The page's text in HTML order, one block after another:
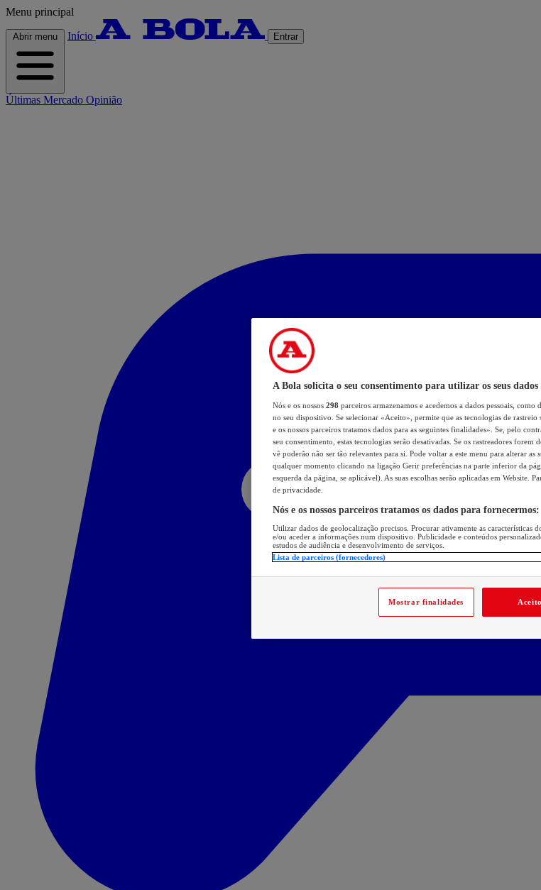
Menu principal
Abrir menu Início Entrar
Últimas Mercado Opinião
A Bola solicita o seu consentimento para utilizar os seus dados
Nós e os nossos 298 parceiros armazenamos e acedemos a dados pessoais,
no seu dispositivo. Se selecionar «Aceito», permite que as tecnologias de rastreio
e os nossos parceiros tratamos dados para as seguintes finalidades». Se, pelo
seu consentimento, estas tecnologias serão desativadas. Se os rastreadores forem
vê poderão não ser tão relevantes para si. Pode voltar a este menu para alterar as
qualquer momento clicando na ligação Gerir preferências na parte inferior da
esquerda da página, se aplicável). As suas escolhas serão aplicadas em Website.
de privacidade.
Nós e os nossos parceiros tratamos os dados para fornecermos:
Utilizar dados de geolocalização precisos. Procurar ativamente as características
e/ou aceder a informações num dispositivo. Publicidade e conteúdos
estudos de audiência e desenvolvimento de serviços.
Lista de parceiros (fornecedores)
Mostrar finalidades Aceito